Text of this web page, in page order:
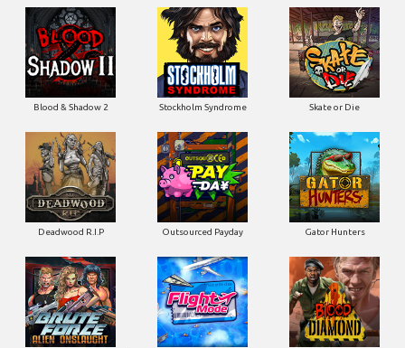
Blood & Shadow 2 Stockholm Syndrome Skate or Die
Deadwood R.I.P Outsourced Payday Gator Hunters